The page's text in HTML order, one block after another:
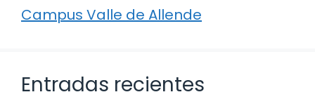
Campus Valle de Allende
Entradas recientes